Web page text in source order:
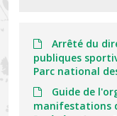
Arrêté du
publiques
Parc national
Guide de
manifestations